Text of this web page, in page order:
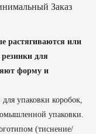
Заказ
растягиваются или
для
форму и
упаковки коробок,
упаковки.
(тиснение/